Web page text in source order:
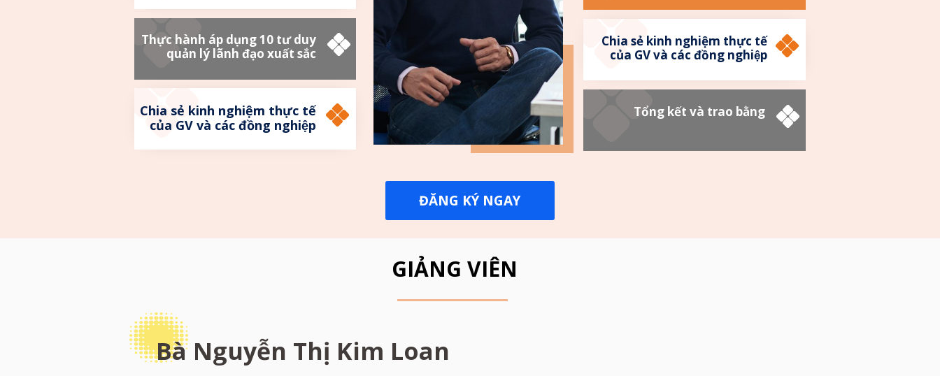
ĐĂNG KÝ NGAY
Thực hành áp dụng 10 tư duy
quản lý lãnh đạo xuất sắc
Chia sẻ kinh nghiệm thực tế
của GV và các đồng nghiệp
Chia sẻ kinh nghiệm thực tế
của GV và các đồng nghiệp
Tổng kết và trao bằng
GIẢNG VIÊN
Bà Nguyễn Thị Kim Loan